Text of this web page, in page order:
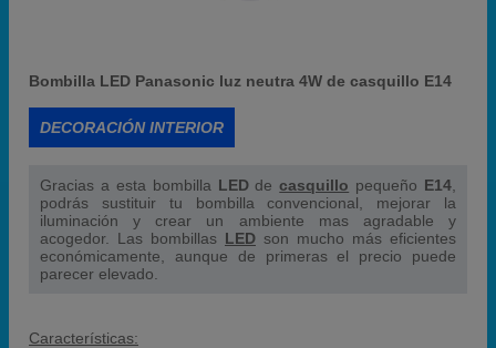
Bombilla LED Panasonic luz neutra 4W de casquillo E14
DECORACIÓN INTERIOR
Gracias a esta bombilla LEDdecasquillo pequeño E14
podrás sustituir tu bombilla convencional, mejorar la
iluminación y crear un ambiente mas agradable y
acogedor. Las bombillas LED son mucho más eficientes
económicamente, aunque de primeras el precio puede
parecer elevado.
Características: